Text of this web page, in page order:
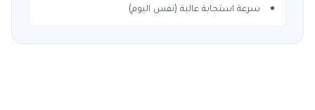
سرعة استجابة عالية (نفس اليوم)